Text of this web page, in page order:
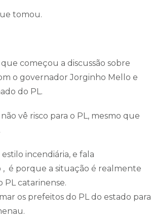
tomou.
começou a discussão sobre
o governador Jorginho Mello e
do PL.
vê risco para o PL, mesmo que
incendiária, e fala
, é porque a situação é realmente
PL catarinense.
os prefeitos do PL do estado para